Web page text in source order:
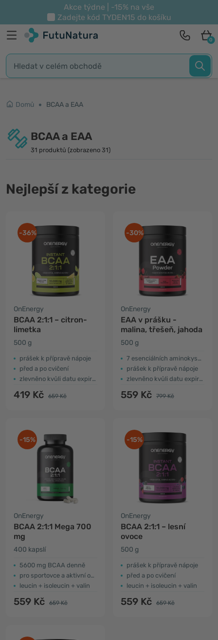
Akce týdne | -15% na vše
Zadejte kód TYDEN15 do košíku
0
Domů BCAA a EAA
BCAA a EAA
31 produktů (zobrazeno 31)
Nejlepší z kategorie
-36%
OnEnergy
BCAA 2:1:1 – citron-
limetka
500 g
prášek k přípravě nápoje
před a po cvičení
zlevněno kvůli datu expirace
419 Kč 659 Kč
-30%
OnEnergy
EAA v prášku -
malina, třešeň, jahoda
500 g
7 esenciálních aminokyselin
prášek k přípravě nápoje
zlevněno kvůli datu expirace
559 Kč 799 Kč
-15%
OnEnergy
BCAA 2:1:1 Mega 700
mg
400 kapslí
5600 mg BCAA denně
pro sportovce a aktivní osoby
leucin + isoleucin + valin
559 Kč 659 Kč
-15%
OnEnergy
BCAA 2:1:1 – lesní
ovoce
500 g
prášek k přípravě nápoje
před a po cvičení
leucin + isoleucin + valin
559 Kč 659 Kč